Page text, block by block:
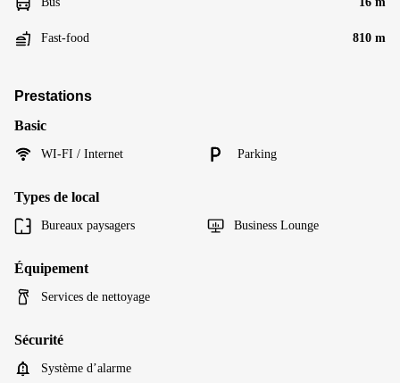
Fast-food 810 m
Prestations
Basic
WI-FI / Internet Parking
Types de local
Bureaux paysagers Business Lounge
Équipement
Services de nettoyage
Sécurité
Système d’alarme